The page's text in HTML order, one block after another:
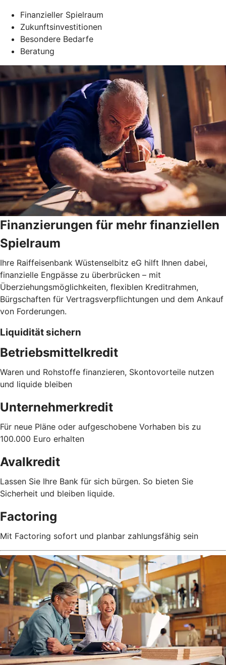
Finanzieller Spielraum
Zukunftsinvestitionen
Besondere Bedarfe
Beratung
Finanzierungen für mehr finanziellen
Spielraum
Ihre Raiffeisenbank Wüstenselbitz eG hilft Ihnen dabei,
finanzielle Engpässe zu überbrücken – mit
Überziehungsmöglichkeiten, flexiblen Kreditrahmen,
Bürgschaften für Vertragsverpflichtungen und dem Ankauf
von Forderungen.
Liquidität sichern
Betriebsmittelkredit
Waren und Rohstoffe finanzieren, Skontovorteile nutzen
und liquide bleiben
Unternehmerkredit
Für neue Pläne oder aufgeschobene Vorhaben bis zu
100.000 Euro erhalten
Avalkredit
Lassen Sie Ihre Bank für sich bürgen. So bieten Sie
Sicherheit und bleiben liquide.
Factoring
Mit Factoring sofort und planbar zahlungsfähig sein